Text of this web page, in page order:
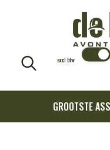
excl btw
GROOTSTE